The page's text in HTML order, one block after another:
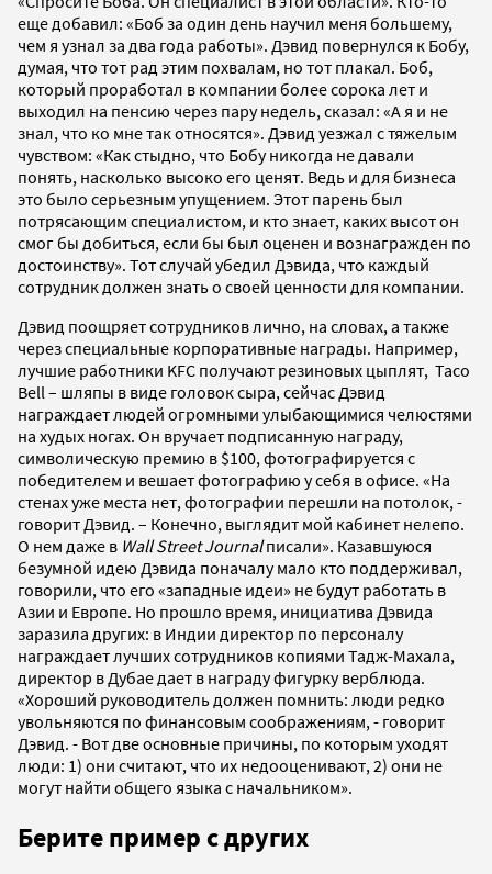
еще добавил: «Боб за один день научил меня большему,
чем я узнал за два года работы». Дэвид повернулся к Бобу,
думая, что тот рад этим похвалам, но тот плакал. Боб,
который проработал в компании более сорока лет и
выходил на пенсию через пару недель, сказал: «А я и не
знал, что ко мне так относятся». Дэвид уезжал с тяжелым
чувством: «Как стыдно, что Бобу никогда не давали
понять, насколько высоко его ценят. Ведь и для бизнеса
это было серьезным упущением. Этот парень был
потрясающим специалистом, и кто знает, каких высот он
смог бы добиться, если бы был оценен и вознагражден по
достоинству». Тот случай убедил Дэвида, что каждый
сотрудник должен знать о своей ценности для компании.
Дэвид поощряет сотрудников лично, на словах, а также
через специальные корпоративные награды. Например,
лучшие работники KFC получают резиновых цыплят, Taco
Bell – шляпы в виде головок сыра, сейчас Дэвид
награждает людей огромными улыбающимися челюстями
на худых ногах. Он вручает подписанную награду,
символическую премию в $100, фотографируется с
победителем и вешает фотографию у себя в офисе. «На
стенах уже места нет, фотографии перешли на потолок, -
говорит Дэвид. – Конечно, выглядит мой кабинет нелепо.
О нем даже в Wall Street Journalписали». Казавшуюся
безумной идею Дэвида поначалу мало кто поддерживал,
говорили, что его «западные идеи» не будут работать в
Азии и Европе. Но прошло время, инициатива Дэвида
заразила других: в Индии директор по персоналу
награждает лучших сотрудников копиями Тадж-Махала,
директор в Дубае дает в награду фигурку верблюда.
«Хороший руководитель должен помнить: люди редко
увольняются по финансовым соображениям, - говорит
Дэвид. - Вот две основные причины, по которым уходят
люди: 1) они считают, что их недооценивают, 2) они не
могут найти общего языка с начальником».
Берите пример с других